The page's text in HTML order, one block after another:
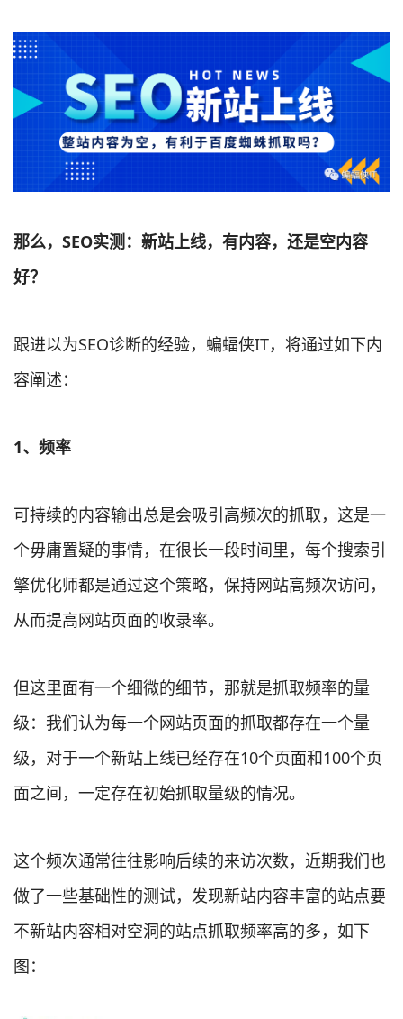
那么，SEO实测：新站上线，有内容，还是空内容
好？
跟进以为SEO诊断的经验，蝙蝠侠IT，将通过如下内
容阐述：
1、 频率
可持续的内容输出总是会吸引高频次的抓取，这是一
个毋庸置疑的事情，在很长一段时间里，每个搜索引
擎优化师都是通过这个策略，保持网站高频次访问，
从而提高网站页面的收录率。
但这里面有一个细微的细节，那就是抓取频率的量
级：我们认为每一个网站页面的抓取都存在一个量
级，对于一个新站上线已经存在10个页面和100个页
面之间，一定存在初始抓取量级的情况。
这个频次通常往往影响后续的来访次数，近期我们也
做了一些基础性的测试，发现新站内容丰富的站点要
不新站内容相对空洞的站点抓取频率高的多，如下
图：